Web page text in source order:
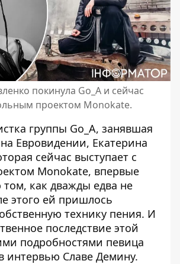
покинула Go_A и сейчас
проектом Monokate.
группы Go_A, занявшая
Евровидении, Екатерина
сейчас выступает с
Monokate, впервые
том, как дважды едва не
этого ей пришлось
технику пения. И
последствие этой
подробностями певица
интервью Славе Демину.